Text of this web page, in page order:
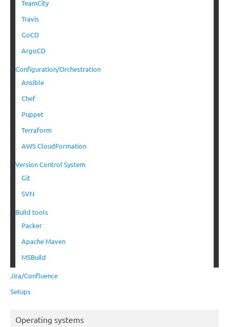
TeamCity
Travis
GoCD
ArgoCD
Configuration/Orchestration
Ansible
Chef
Puppet
Terraform
AWS CloudFormation
Version Control System
Git
SVN
Build tools
Packer
Apache Maven
MSBuild
Jira/Confluence
Setups
Operating systems